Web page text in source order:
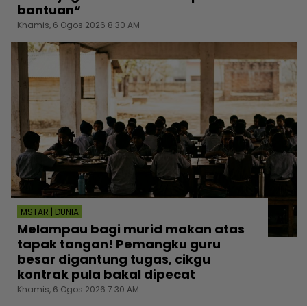
bantuan“
Khamis, 6 Ogos 2026 8:30 AM
MSTAR | DUNIA
Melampau bagi murid makan atas
tapak tangan! Pemangku guru
besar digantung tugas, cikgu
kontrak pula bakal dipecat
Khamis, 6 Ogos 2026 7:30 AM